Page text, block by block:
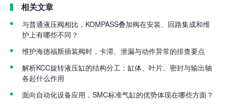
相关文章
与普通液压阀相比，KOMPASS叠加阀在安装、回路集成和维
护上有哪些不同？
维护海德福斯插装阀时，卡滞、泄漏与动作异常的排查要点
解析KCC旋转液压缸的结构分工：缸体、叶片、密封与输出轴
各起什么作用
面向自动化设备应用，SMC标准气缸的优势体现在哪些方面？